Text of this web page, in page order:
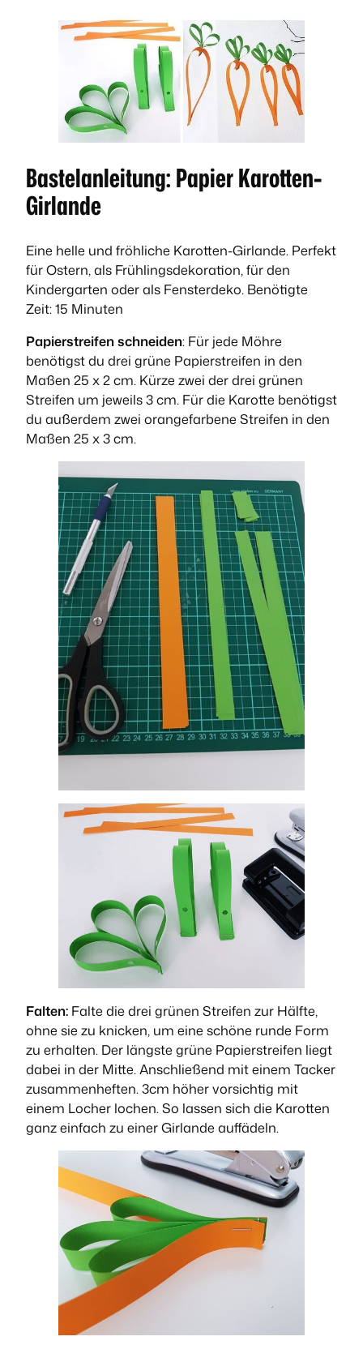
Bastelanleitung: Papier Karotten-
Girlande
Eine helle und fröhliche Karotten-Girlande. Perfekt
für Ostern, als Frühlingsdekoration, für den
Kindergarten oder als Fensterdeko. Benötigte
Zeit: 15 Minuten
Papierstreifen schneiden: Für jede Möhre
benötigst du drei grüne Papierstreifen in den
Maßen 25 x 2 cm. Kürze zwei der drei grünen
Streifen um jeweils 3 cm. Für die Karotte benötigst
du außerdem zwei orangefarbene Streifen in den
Maßen 25 x 3 cm.
Falten: Falte die drei grünen Streifen zur Hälfte,
ohne sie zu knicken, um eine schöne runde Form
zu erhalten. Der längste grüne Papierstreifen liegt
dabei in der Mitte. Anschließend mit einem Tacker
zusammenheften. 3cm höher vorsichtig mit
einem Locher lochen. So lassen sich die Karotten
ganz einfach zu einer Girlande auffädeln.